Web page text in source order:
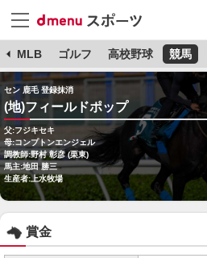
MLB ゴルフ 高校野球 競馬
セン 鹿毛 登録抹消
(地)フィールドポップ
父:フジキセキ
母:コンプトンエンジェル
調教師:野村 彰彦 (栗東)
馬主:地田 勝三
生産者:上水牧場
賞金